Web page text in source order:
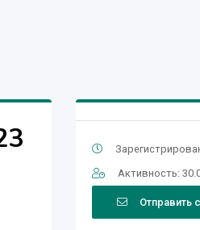
Активность:
Отправить